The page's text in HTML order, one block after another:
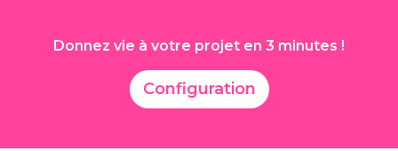
Donnez vie à votre projet en 3 minutes !
Configuration